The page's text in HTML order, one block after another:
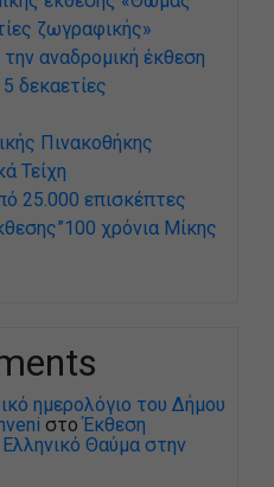
ζωγραφικής»
αναδρομική έκθεση
δεκαετίες
Πινακοθήκης
Τείχη
25.000 επισκέπτες
χρόνια Μίκης
ημερολόγιο του Δήμου
στοΈκθεση
Θαύμα στην